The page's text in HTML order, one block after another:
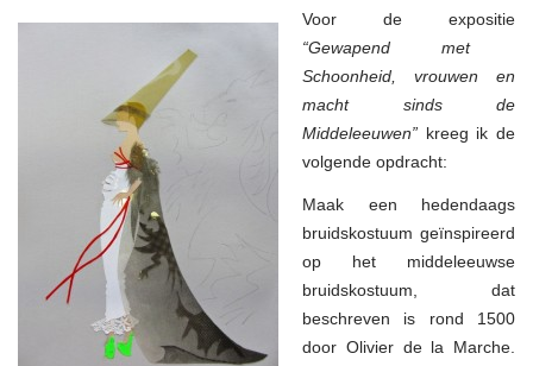
Voor de expositie
“Gewapend met
Schoonheid, vrouwen en
macht sinds de
Middeleeuwen” kreeg ik de
volgende opdracht:
Maak een hedendaags
bruidskostuum geïnspireerd
op het middeleeuwse
bruidskostuum, dat
beschreven is rond 1500
door Olivier de la Marche.